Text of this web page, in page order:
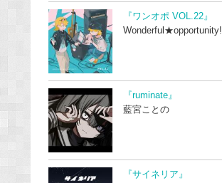
『ワンオポ VOL.22』
Wonderful★opportunity!
『ruminate』
藍宮ことの
『サイネリア』